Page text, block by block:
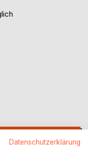
Datenschutzerklärung